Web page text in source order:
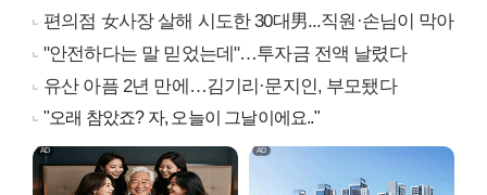
편의점 女사장 살해 시도한 30대男...직원·손님이 막아
"안전하다는 말 믿었는데"…투자금 전액 날렸다
유산 아픔 2년 만에…김기리·문지인, 부모됐다
"오래 참았죠? 자, 오늘이 그날이에요.."